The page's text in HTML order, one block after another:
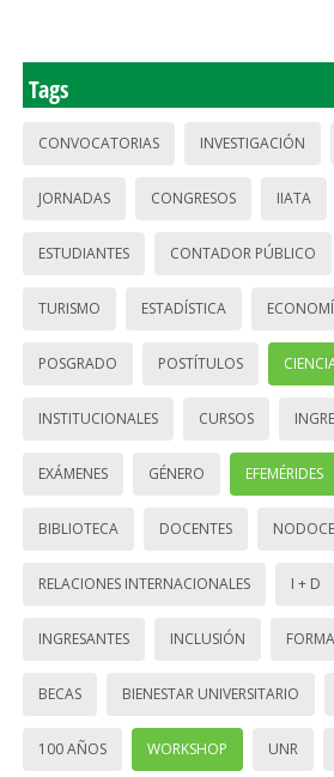
Tags
CONVOCATORIAS INVESTIGACIÓN
JORNADAS CONGRESOS IIATA
ESTUDIANTES CONTADOR PÚBLICO
TURISMO ESTADÍSTICA
POSGRADO POSTÍTULOS
INSTITUCIONALES CURSOS
EXÁMENES GÉNERO EFEMÉRIDES
BIBLIOTECA DOCENTES
RELACIONES INTERNACIONALES I + D
INGRESANTES INCLUSIÓN
BECAS BIENESTAR UNIVERSITARIO
100 AÑOS WORKSHOP UNR